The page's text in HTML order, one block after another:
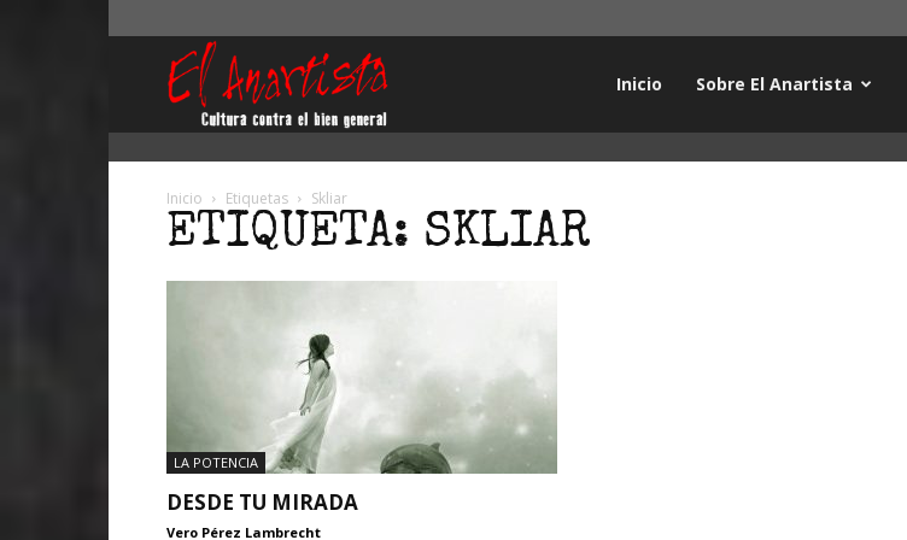
Inicio Sobre El Anartista
Inicio Etiquetas Skliar
ETIQUETA: SKLIAR
LA POTENCIA
DESDE TU MIRADA
Vero Pérez Lambrecht